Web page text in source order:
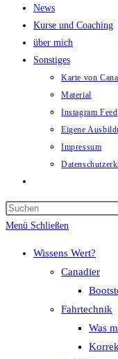
News
Kurse und Coaching
über mich
Sonstiges
Karte von
Material
Instagram Feed
Eigene
Impressum
umschalten
Menü Schließen
Wissens Wert?
Canadier
Fahrtechnik
Was